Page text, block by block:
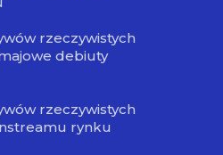
rzeczywistych
debiuty
rzeczywistych
rynku